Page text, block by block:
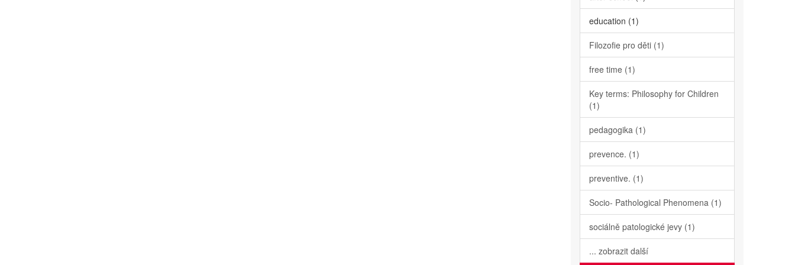
education (1)
Filozofie pro děti (1)
free time (1)
Key terms: Philosophy for Children
(1)
pedagogika (1)
prevence. (1)
preventive. (1)
Socio- Pathological Phenomena (1)
sociálně patologické jevy (1)
... zobrazit další